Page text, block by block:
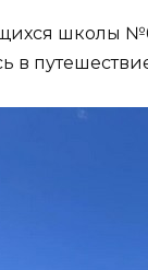
школы
в